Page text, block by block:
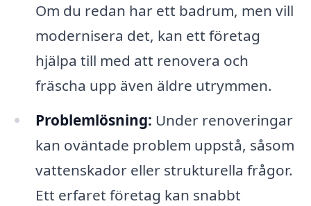
Om du redan har ett badrum, men vill
modernisera det, kan ett företag
hjälpa till med att renovera och
fräscha upp även äldre utrymmen.
Problemlösning: Under renoveringar
kan oväntade problem uppstå, såsom
vattenskador eller strukturella frågor.
Ett erfaret företag kan snabbt